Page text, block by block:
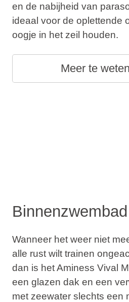
en de nabijheid van
ideaal voor de oplettende
oogje in het zeil houden.
Meer te
Binnenzwembad
Wanneer het weer niet
alle rust wilt trainen
dan is het Aminess Vival
een glazen dak en een
met zeewater slechts een